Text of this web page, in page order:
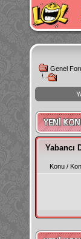
Genel
instagram
izlenme
hilesi
Yabancı
Konu /